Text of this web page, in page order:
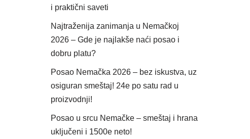
i praktični saveti
Najtraženija zanimanja u Nemačkoj
2026 – Gde je najlakše naći posao i
dobru platu?
Posao Nemačka 2026 – bez iskustva, uz
osiguran smeštaj! 24e po satu rad u
proizvodnji!
Posao u srcu Nemačke – smeštaj i hrana
uključeni i 1500e neto!